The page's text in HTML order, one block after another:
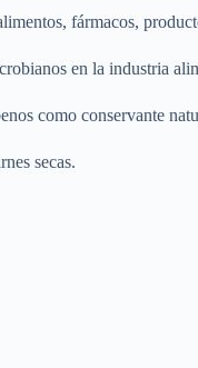
fármacos,
en la industria
como conservante
secas.